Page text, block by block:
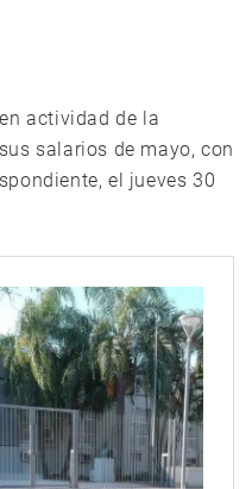
actividad de la
salarios de mayo, con
el jueves 30